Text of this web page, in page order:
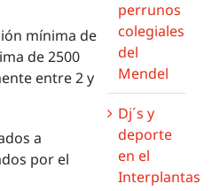
mínima de
de 2500
entre 2 y
a
por el
perrunos
colegiales
del
Mendel
Dj´s y
deporte
en el
Interplantas